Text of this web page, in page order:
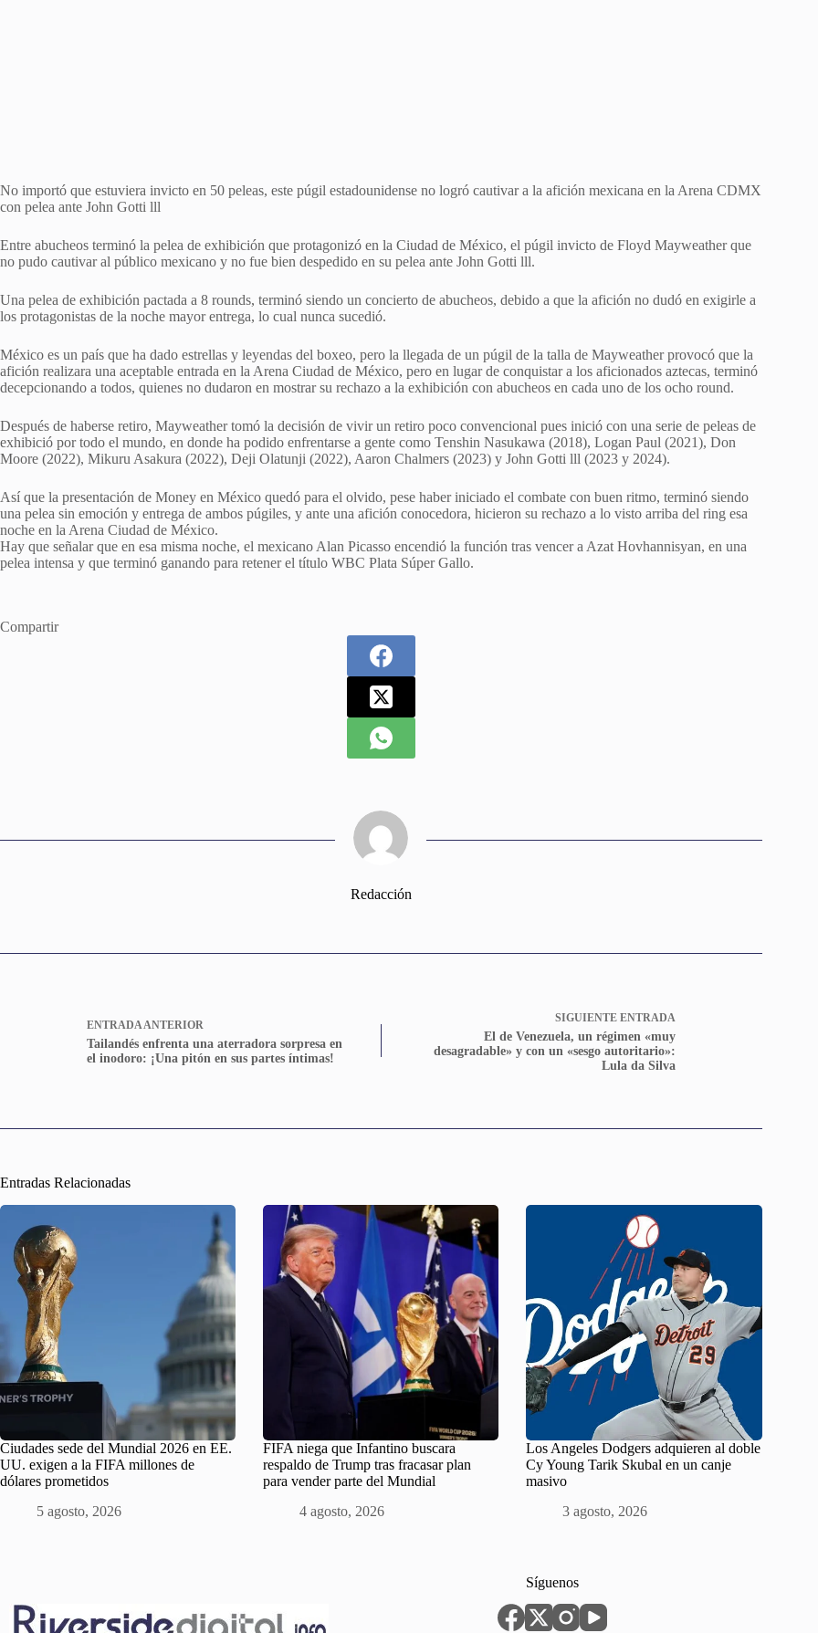
No importó que estuviera invicto en 50 peleas, este púgil estadounidense no logró cautivar a la afición mexicana en la Arena CDMX
con pelea ante John Gotti lll
Entre abucheos terminó la pelea de exhibición que protagonizó en la Ciudad de México, el púgil invicto de Floyd Mayweather que
no pudo cautivar al público mexicano y no fue bien despedido en su pelea ante John Gotti lll.
Una pelea de exhibición pactada a 8 rounds, terminó siendo un concierto de abucheos, debido a que la afición no dudó en exigirle a
los protagonistas de la noche mayor entrega, lo cual nunca sucedió.
México es un país que ha dado estrellas y leyendas del boxeo, pero la llegada de un púgil de la talla de Mayweather provocó que la
afición realizara una aceptable entrada en la Arena Ciudad de México, pero en lugar de conquistar a los aficionados aztecas, terminó
decepcionando a todos, quienes no dudaron en mostrar su rechazo a la exhibición con abucheos en cada uno de los ocho round.
Después de haberse retiro, Mayweather tomó la decisión de vivir un retiro poco convencional pues inició con una serie de peleas de
exhibició por todo el mundo, en donde ha podido enfrentarse a gente como Tenshin Nasukawa (2018), Logan Paul (2021), Don
Moore (2022), Mikuru Asakura (2022), Deji Olatunji (2022), Aaron Chalmers (2023) y John Gotti lll (2023 y 2024).
Así que la presentación de Money en México quedó para el olvido, pese haber iniciado el combate con buen ritmo, terminó siendo
una pelea sin emoción y entrega de ambos púgiles, y ante una afición conocedora, hicieron su rechazo a lo visto arriba del ring esa
noche en la Arena Ciudad de México.
Hay que señalar que en esa misma noche, el mexicano Alan Picasso encendió la función tras vencer a Azat Hovhannisyan, en una
pelea intensa y que terminó ganando para retener el título WBC Plata Súper Gallo.
Compartir
Redacción
ENTRADA ANTERIOR
Tailandés enfrenta una aterradora sorpresa en
el inodoro: ¡Una pitón en sus partes íntimas!
SIGUIENTE ENTRADA
El de Venezuela, un régimen «muy
desagradable» y con un «sesgo autoritario»:
Lula da Silva
Entradas Relacionadas
Ciudades sede del Mundial 2026 en EE.
UU. exigen a la FIFA millones de
dólares prometidos
5 agosto, 2026
FIFA niega que Infantino buscara
respaldo de Trump tras fracasar plan
para vender parte del Mundial
4 agosto, 2026
Los Angeles Dodgers adquieren al doble
Cy Young Tarik Skubal en un canje
masivo
3 agosto, 2026
Síguenos